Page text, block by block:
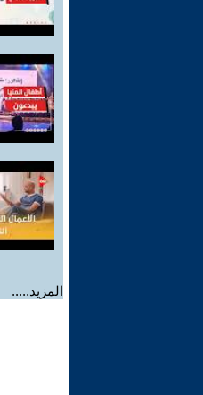
المزيد.....